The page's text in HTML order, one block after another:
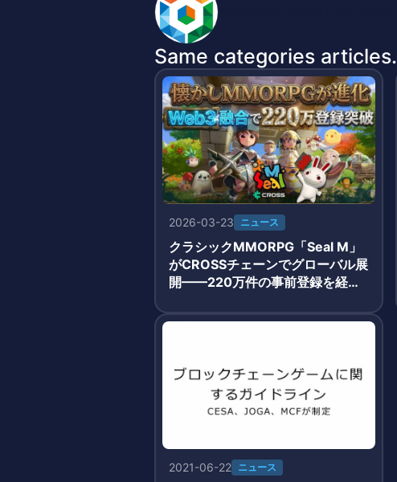
Same categories articles.
2026-03-23 ニュース
クラシックMMORPG「Seal M」
がCROSSチェーンでグローバル展
開——220万件の事前登録を経て
2021-06-22 ニュース